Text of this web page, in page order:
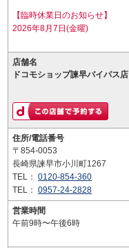
【臨時休業日のお知らせ】
2026年8月7日(金曜)
店舗名
ドコモショップ諫早バイパス店
住所/電話番号
〒854-0053
長崎県諫早市小川町1267
TEL： 0120-854-360
TEL： 0957-24-2828
営業時間
午前9時〜午後6時